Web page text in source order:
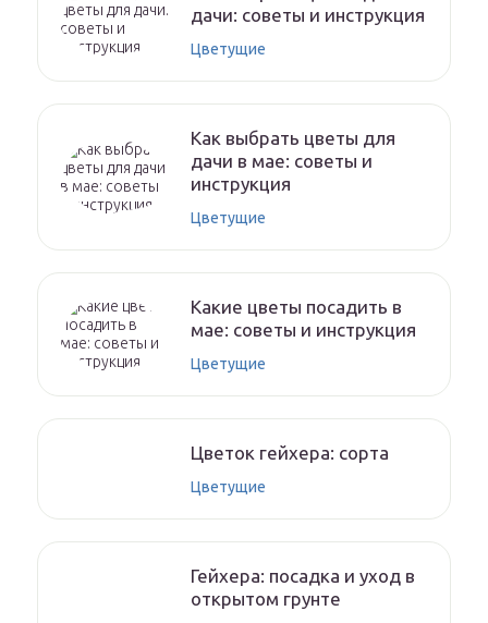
дачи: советы и инструкция
Цветущие
Как выбрать цветы для
дачи в мае: советы и
инструкция
Цветущие
Какие цветы посадить в
мае: советы и инструкция
Цветущие
Цветок гейхера: сорта
Цветущие
Гейхера: посадка и уход в
открытом грунте